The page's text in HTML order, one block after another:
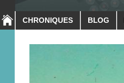
CHRONIQUES BLOG